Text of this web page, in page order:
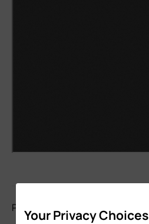
Please Rate this Document
Your Privacy Choices